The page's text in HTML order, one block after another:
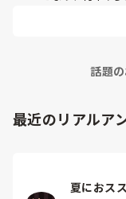
でも、せっかく
事をしたい」と
て頂きました。
同じ仲間として、
話題
最近のリアルア
夏におス